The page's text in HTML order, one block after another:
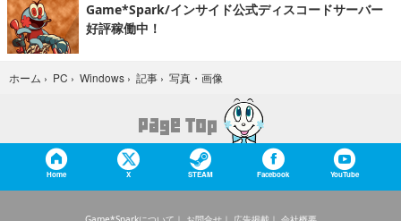
Game*Spark/インサイド公式ディスコードサーバー
好評稼働中！
ホーム › PC › Windows › 記事 › 写真・画像
Home X STEAM Facebook YouTube